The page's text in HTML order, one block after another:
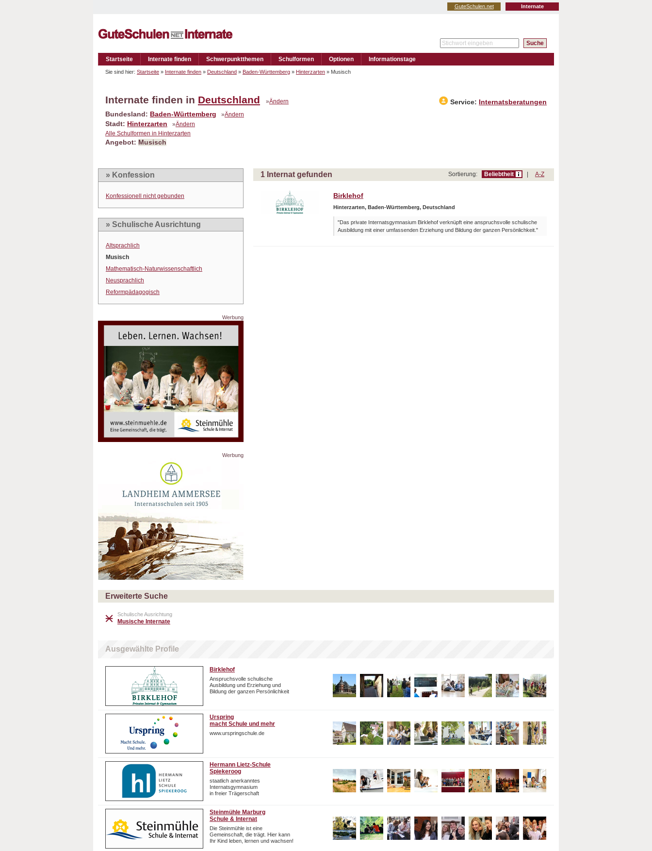
Internate
GuteSchulen.net
Startseite Internate finden Schwerpunktthemen Schulformen Optionen Informationstage
Sie sind hier: Startseite » Internate finden » Deutschland » Baden-Württemberg » Hinterzarten » Musisch
Internate finden in Deutschland »Ändern Service:
Internatsberatungen
Bundesland: Baden-Württemberg »Ändern
Stadt: Hinterzarten »Ändern
Alle Schulformen in Hinterzarten
Angebot: Musisch
» Konfession
Konfessionell nicht gebunden
» Schulische Ausrichtung
Altsprachlich
Musisch
Mathematisch-Naturwissenschaftlich
Neusprachlich
Reformpädagogisch
Werbung
Werbung
1 Internat gefunden Sortierung: Beliebtheit A-Z
Birklehof
Hinterzarten, Baden-Württemberg, Deutschland
"Das private Internatsgymnasium Birklehof verknüpft eine anspruchsvolle schulische
Ausbildung mit einer umfassenden Erziehung und Bildung der ganzen Persönlichkeit."
Erweiterte Suche
Schulische Ausrichtung
Musische Internate
Ausgewählte Profile
Birklehof
Anspruchsvolle schulische
Ausbildung und Erziehung und
Bildung der ganzen Persönlichkeit
Urspring
macht Schule und mehr
www.urspringschule.de
Hermann Lietz-Schule
Spiekeroog
staatlich anerkanntes
Internatsgymnasium
in freier Trägerschaft
Steinmühle Marburg
Schule & Internat
Die Steinmühle ist eine
Gemeinschaft, die trägt. Hier kann
Ihr Kind leben, lernen und wachsen!